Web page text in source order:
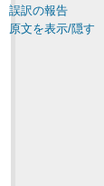
誤訳の報告
原文を表示/隠す